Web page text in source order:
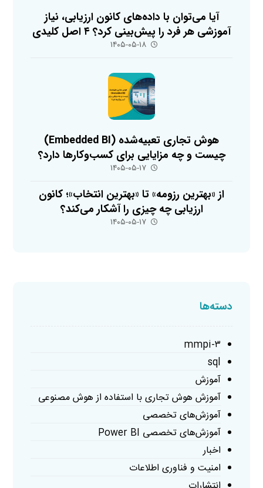
آیا می‌توان با داده‌های کانون ارزیابی، نیاز
آموزشی هر فرد را پیش‌بینی کرد؟ ۴ اصل کلیدی
۱۴۰۵-۰۵-۱۸
هوش تجاری تعبیه‌شده (Embedded BI)
چیست و چه مزایایی برای کسب‌وکارها دارد؟
۱۴۰۵-۰۵-۱۷
از «بهترین رزومه» تا «بهترین انتخاب»؛ کانون
ارزیابی چه چیزی را آشکار می‌کند؟
۱۴۰۵-۰۵-۱۷
دسته‌ها
mmpi-۳
sql
آموزش
آموزش هوش تجاری با استفاده از هوش مصنوعی
آموزش‌های تخصصی
آموزش‌های تخصصی Power BI
اخبار
امنیت و فناوری اطلاعات